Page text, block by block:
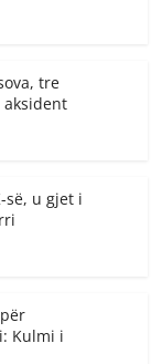
tre
së, u gjet i
Kulmi i